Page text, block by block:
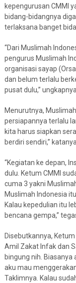
kepengurusan CMMI
bidang-bidangnya
terlaksana banget
“Dari Muslimah
pengurus Muslimah
organisasi sayap
dan belum terlalu
pusat dulu,” ungkapnya.
Menurutnya,
persiapannya terlalu
kita harus siapkan
berdiri sendiri,” katanya.
“Kegiatan ke depan,
dulu. Ketum CMMI
cuma 3 yakni
Muslimah Indonesia
Kalau kepedulian itu
bencana gempa,”
Disebutkannya,
Amil Zakat Infak dan
bingung nih.
aku mau
Taklimnya. Kalau